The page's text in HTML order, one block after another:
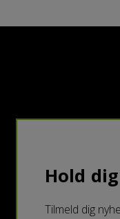
Hold
Tilmeld dig